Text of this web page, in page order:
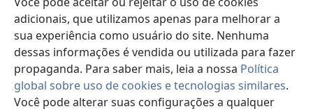
adicionais, que utilizamos apenas para melhorar a
sua experiência como usuário do site. Nenhuma
dessas informações é vendida ou utilizada para fazer
propaganda. Para saber mais, leia a nossa Política
global sobre uso de cookies e tecnologias similares.
Você pode alterar suas configurações a qualquer
janela)Biblioteca On-line da Torre de Vigia™
(abre
nova
janela) JW Hub ®
(abre
nova
janela)